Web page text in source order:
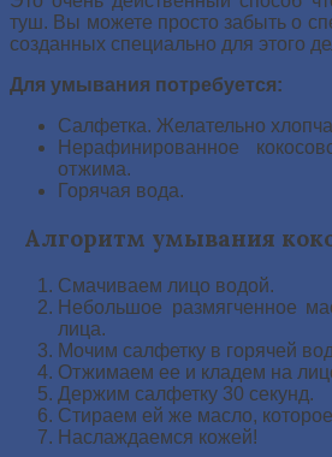
туш. Вы можете просто забыть о
созданных специально для этого
Для умывания потребуется:
Салфетка. Желательно
Нерафинированное
отжима.
Горячая вода.
Алгоритм умывания
Смачиваем лицо водой.
Небольшое размягченное
лица.
Мочим салфетку в горячей
Отжимаем ее и кладем на
Держим салфетку 30 секунд.
Стираем ей же масло,
Наслаждаемся кожей!